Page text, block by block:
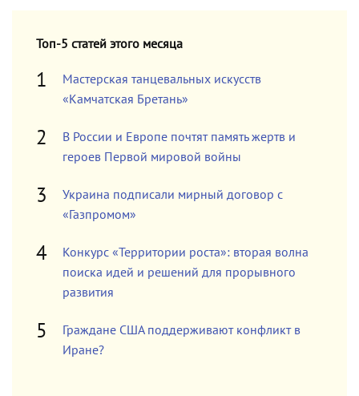
Топ-5 статей этого месяца
Мастерская танцевальных искусств
«Камчатская Бретань»
В России и Европе почтят память жертв и
героев Первой мировой войны
Украина подписали мирный договор с
«Газпромом»
Конкурс «Территории роста»: вторая волна
поиска идей и решений для прорывного
развития
Граждане США поддерживают конфликт в
Иране?